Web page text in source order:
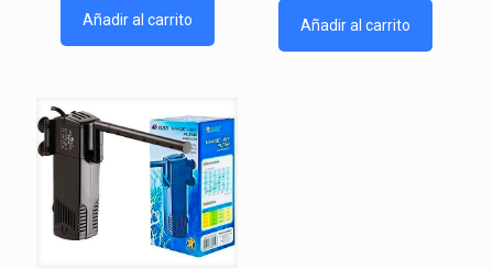
Añadir al carrito Añadir al carrito